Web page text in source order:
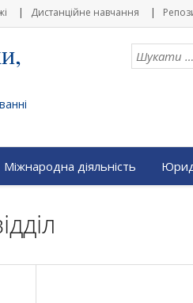
Дистанційне навчання
Міжнародна діяльність